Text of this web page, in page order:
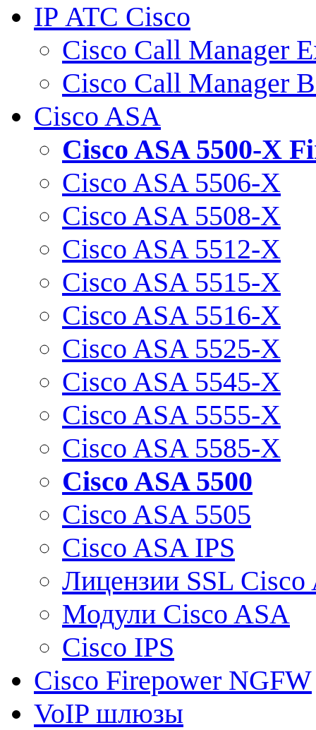
IP АТС Cisco
Cisco Call Manager
Cisco Call Manager
Cisco ASA
Cisco ASA 5500-X
Cisco ASA 5506-X
Cisco ASA 5508-X
Cisco ASA 5512-X
Cisco ASA 5515-X
Cisco ASA 5516-X
Cisco ASA 5525-X
Cisco ASA 5545-X
Cisco ASA 5555-X
Cisco ASA 5585-X
Cisco ASA 5500
Cisco ASA 5505
Cisco ASA IPS
Лицензии SSL Cisco
Модули Cisco ASA
Cisco IPS
Cisco Firepower NGFW
VoIP шлюзы